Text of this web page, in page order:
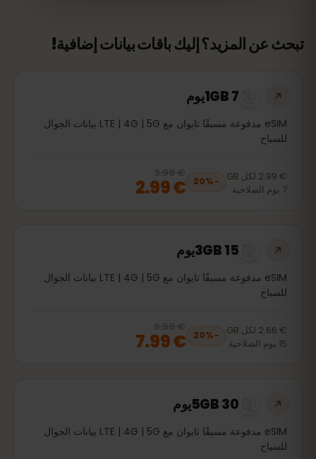
تبحث عن المزيد؟ إليك باقات بيانات إضافية!
1GB 7يوم
eSIM مدفوعة مسبقًا تايوان مع LTE | 4G | 5G بيانات الجوال
للسياح
€ 2.99 لكل GB
7 يوم الصلاحية
−
20%
20% off, was
€ 2.99 € 3.99
€ 2.99
3GB 15يوم
eSIM مدفوعة مسبقًا تايوان مع LTE | 4G | 5G بيانات الجوال
للسياح
€ 2.66 لكل GB
15 يوم الصلاحية
−
20%
20% off, was
€ 7.99 € 9.99
€ 7.99
5GB 30يوم
eSIM مدفوعة مسبقًا تايوان مع LTE | 4G | 5G بيانات الجوال
للسياح